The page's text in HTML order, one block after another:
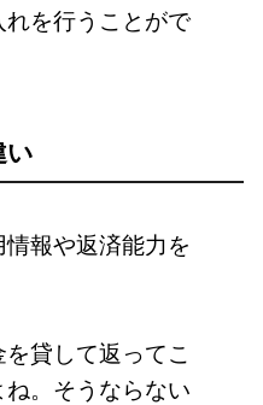
を行うことがで
い
報や返済能力を
貸して返ってこ
。そうならない